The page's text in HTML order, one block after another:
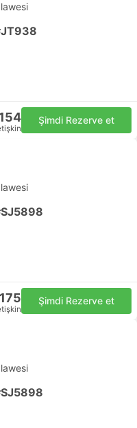
Şimdi Rezerve et
Şimdi Rezerve et